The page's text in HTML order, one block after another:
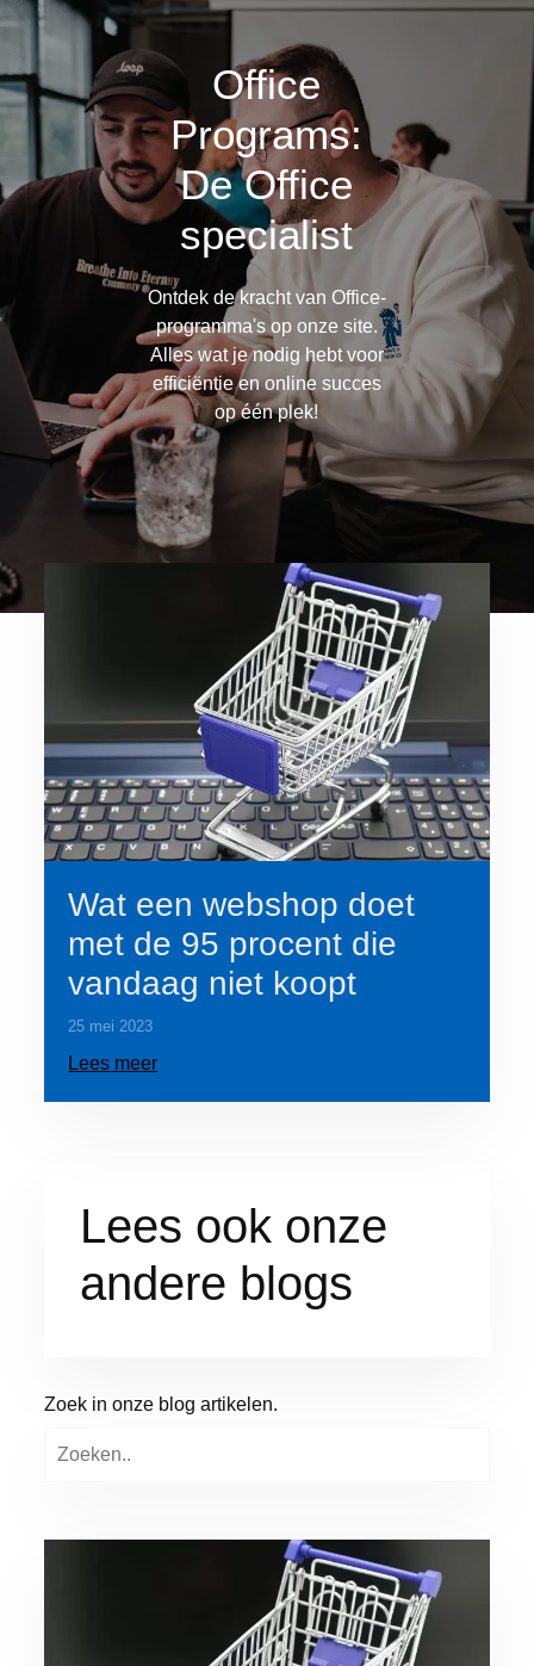
Office
Programs:
De Office
specialist
Ontdek de kracht van Office-
programma's op onze site.
Alles wat je nodig hebt voor
efficiëntie en online succes
op één plek!
Wat een webshop doet
met de 95 procent die
vandaag niet koopt
25 mei 2023
Lees meer
Lees ook onze
andere blogs
Zoek in onze blog artikelen.